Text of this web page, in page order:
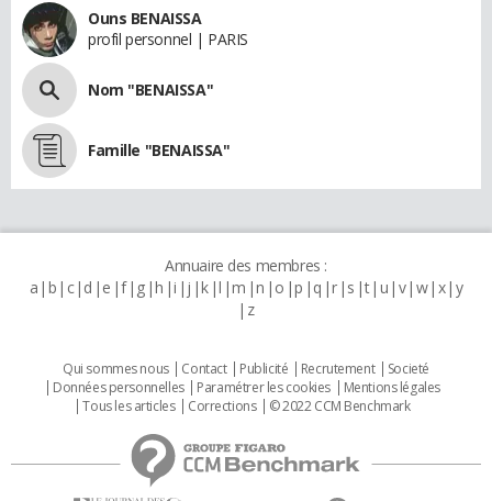
Ouns BENAISSA
profil personnel | PARIS
Nom "BENAISSA"
Famille "BENAISSA"
Annuaire des membres :
a b c d e f g h i j k l m n o p q r s t u v w x y
z
Qui sommes nous Contact Publicité Recrutement
Societé
Données personnelles
Paramétrer les cookies
Mentions légales
Tous les articles
Corrections © 2022 CCM Benchmark